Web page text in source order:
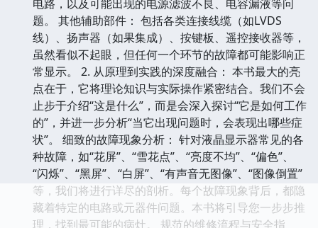
电路，以及可能出现的电源滤波不良、电容漏液等问
题。 其他辅助部件： 包括各类连接线缆（如LVDS
线）、扬声器（如果集成）、按键板、遥控接收器等，
虽然看似不起眼，但任何一个环节的故障都可能影响正
常显示。 2. 从原理到实践的深度融合： 本书最大的亮
点在于，它将理论知识与实际操作紧密结合。我们不会
止步于介绍“这是什么”，而是会深入探讨“它是如何工作
的”，并进一步分析“当它出现问题时，会表现出哪些症
状”。 细致的故障现象分析： 针对液晶显示器常见的各
种故障，如“花屏”、“雪花点”、“亮度不均”、“偏色”、
“闪烁”、“黑屏”、“白屏”、“有声音无图像”、“图像倒置”
等，我们将进行详尽的剖析。每个故障现象背后，都隐
藏着特定的电路或元器件问题。本书将引导您一步步推
理，找到最可能的病灶。 规范的维修流程与安全指